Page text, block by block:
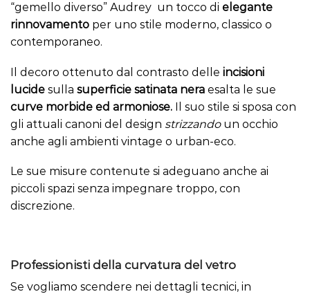
“gemello diverso” Audrey un tocco di elegante
rinnovamento per uno stile moderno, classico o
contemporaneo.
Il decoro ottenuto dal contrasto delle incisioni
lucide sulla superficie satinata nera esalta le sue
curve morbide ed armoniose. Il suo stile si sposa con
gli attuali canoni del design strizzandoun occhio
anche agli ambienti vintage o urban-eco.
Le sue misure contenute si adeguano anche ai
piccoli spazi senza impegnare troppo, con
discrezione.
Professionisti della curvatura del vetro
Se vogliamo scendere nei dettagli tecnici, in